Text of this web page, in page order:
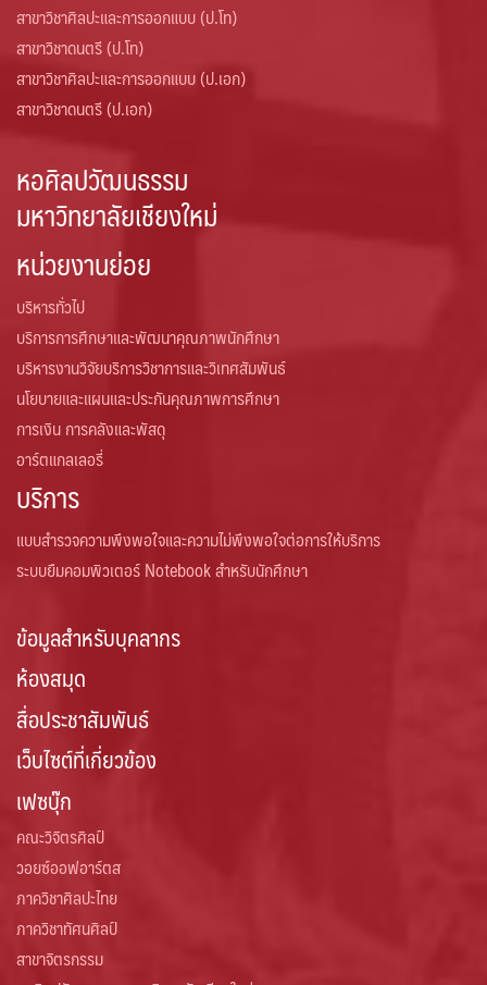
สาขาวิชาศิลปะและการออกแบบ (ป.โท)
สาขาวิชาดนตรี (ป.โท)
สาขาวิชาศิลปะและการออกแบบ (ป.เอก)
สาขาวิชาดนตรี (ป.เอก)
หอศิลปวัฒนธรรม
มหาวิทยาลัยเชียงใหม่
หน่วยงานย่อย
บริหารทั่วไป
บริการการศึกษาและพัฒนาคุณภาพนักศึกษา
บริหารงานวิจัยบริการวิชาการและวิเทศสัมพันธ์
นโยบายและแผนและประกันคุณภาพการศึกษา
การเงิน การคลังและพัสดุ
อาร์ตแกลเลอรี่
บริการ
แบบสำรวจความพึงพอใจและความไม่พึงพอใจต่อการให้บริการ
ระบบยืมคอมพิวเตอร์ Notebook สำหรับนักศึกษา
ข้อมูลสำหรับบุคลากร
ห้องสมุด
สื่อประชาสัมพันธ์
เว็บไซต์ที่เกี่ยวข้อง
เฟซบุ๊ก
คณะวิจิตรศิลป์
วอยซ์ออฟอาร์ตส
ภาควิชาศิลปะไทย
ภาควิชาทัศนศิลป์
สาขาจิตรกรรม